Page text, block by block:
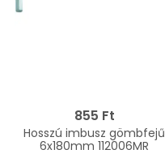
855 Ft
Hosszú imbusz gömbfejű
6x180mm 112006MR